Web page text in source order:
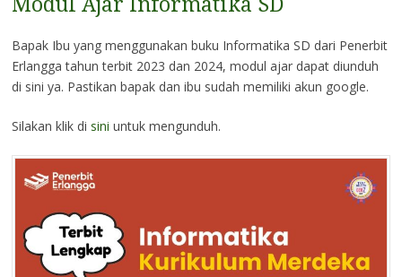
Modul Ajar Informatika SD
Bapak Ibu yang menggunakan buku Informatika SD dari Penerbit
Erlangga tahun terbit 2023 dan 2024, modul ajar dapat diunduh
di sini ya. Pastikan bapak dan ibu sudah memiliki akun google.
Silakan klik di sini untuk mengunduh.